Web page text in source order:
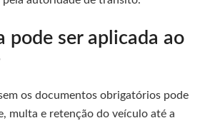
pode ser aplicada ao
os documentos obrigatórios pode
multa e retenção do veículo até a